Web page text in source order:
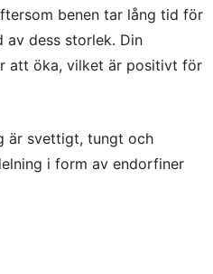
benen tar lång tid för
av dess storlek. Din
att öka, vilket är positivt för
är svettigt, tungt och
i form av endorfiner